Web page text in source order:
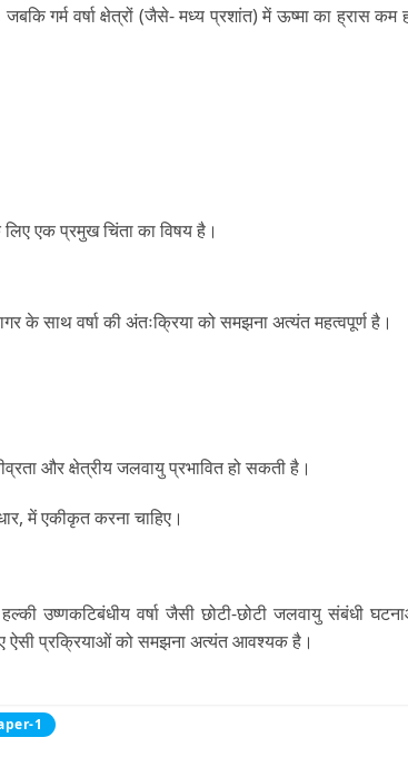
गर्म वर्षा क्षेत्रों (जैसे- मध्य प्रशांत) में ऊष्मा का ह्रास
एक प्रमुख चिंता का विषय है।
के साथ वर्षा की अंतःक्रिया को समझना अत्यंत महत्वपूर्ण है।
और क्षेत्रीय जलवायु प्रभावित हो सकती है।
में एकीकृत करना चाहिए।
उष्णकटिबंधीय वर्षा जैसी छोटी-छोटी जलवायु संबंधी
ऐसी प्रक्रियाओं को समझना अत्यंत आवश्यक है।
1